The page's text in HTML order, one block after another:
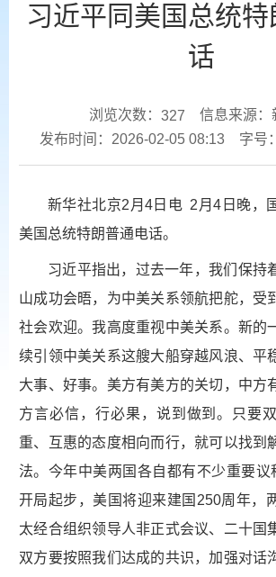
习近平同美国总统
话
浏览次数： 327
信息来源：
发布时间：2026-02-05 08:13
字号：
新华社北京2月4日电 2月4日晚，
美国总统特朗普通电话。
习近平指出，过去一年，我们保持
山成功会晤，为中美关系领航把舵，受
社会欢迎。我高度重视中美关系。新的
续引领中美关系这艘大船穿越风浪、平
大事、好事。美方有美方的关切，中方
方言必信，行必果，说到做到。只要
重、互惠的态度相向而行，就可以找到
法。今年中美两国各自都有不少重要议
开局起步，美国将迎来建国250周年，
太经合组织领导人非正式会议、二十国
双方要按照我们达成的共识，加强对话